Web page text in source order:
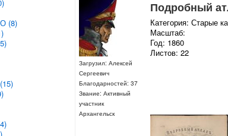
Загрузил: Алексей
Сергеевич
Благодарностей: 37
Звание: Активный
участник
Архангельск
Подробный
Категория: Старые
Масштаб:
Год: 1860
Листов: 22
(8)